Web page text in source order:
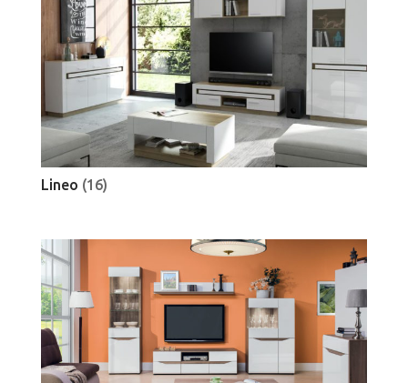
Lineo (16)